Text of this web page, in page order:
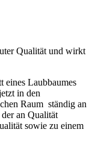
Qualität und wirkt
eines Laubbaumes
in den
Raum ständig an
an Qualität
sowie zu einem